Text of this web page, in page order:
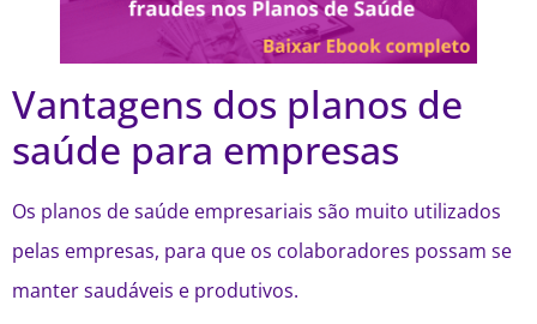
Vantagens dos planos de
saúde para empresas
Os planos de saúde empresariais são muito utilizados
pelas empresas, para que os colaboradores possam se
manter saudáveis e produtivos.